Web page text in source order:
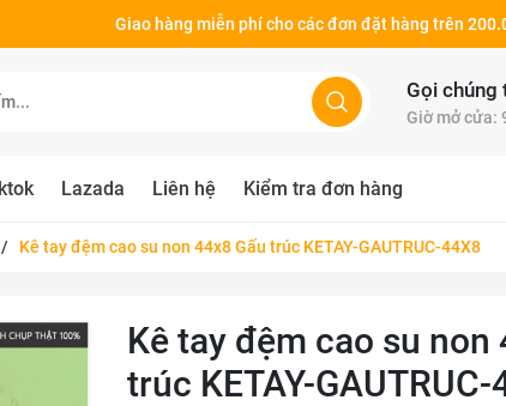
Giao hàng miễn phí cho các đơn đặt hàng trên
Gọi chúng
Giờ mở cửa:
Lazada Liên hệ Kiểm tra đơn hàng
/ Kê tay đệm cao su non 44x8 Gấu trúc KETAY-GAUTRUC-44X8
Kê tay đệm cao su non
trúc KETAY-GAUTRUC-